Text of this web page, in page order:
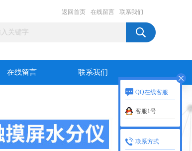
返回首页 在线留言 联系我们
在线留言 联系我们
QQ在线客服
客服1号
联系方式